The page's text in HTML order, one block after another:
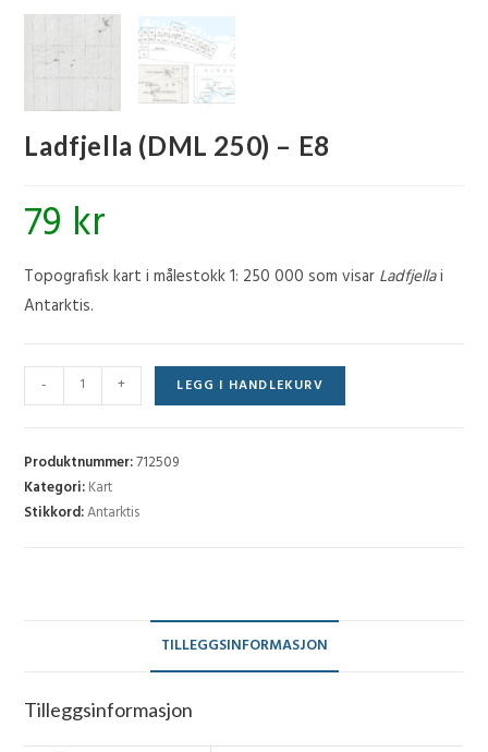
Ladfjella (DML 250) – E8
79 kr
Topografisk kart i målestokk 1: 250 000 som visar Ladfjellai
Antarktis.
(DML
-
E8
antall
- + LEGG I HANDLEKURV
Produktnummer:712509
Kategori:Kart
Stikkord:Antarktis
TILLEGGSINFORMASJON
Tilleggsinformasjon